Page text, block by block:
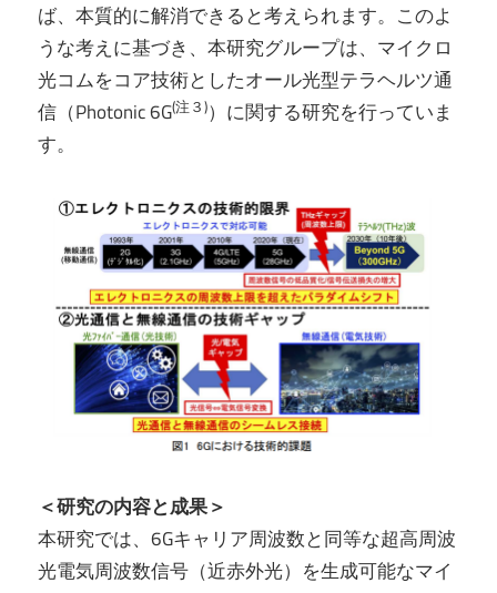
ば、本質的に解消できると考えられます。このよ
うな考えに基づき、本研究グループは、マイクロ
光コムをコア技術としたオール光型テラヘルツ通
信（Photonic 6G(注３)）に関する研究を行っていま
す。
＜研究の内容と成果＞
本研究では、6Gキャリア周波数と同等な超高周波
光電気周波数信号（近赤外光）を生成可能なマイ